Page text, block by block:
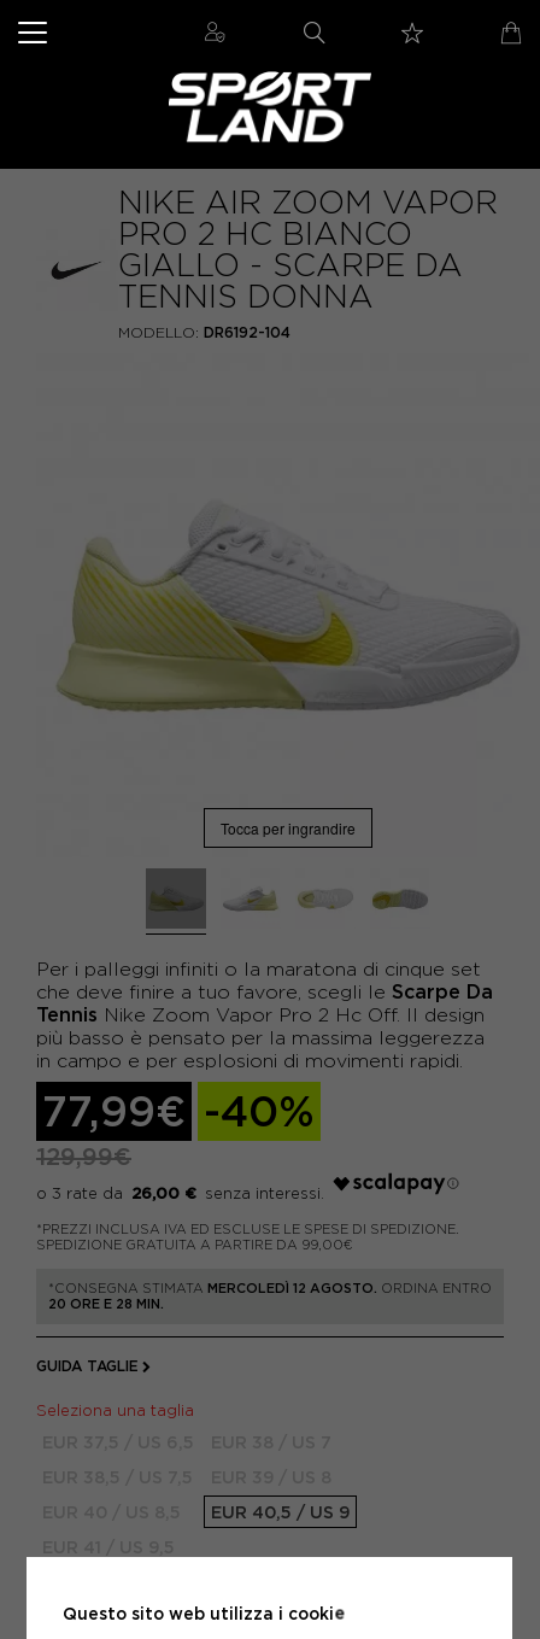
NIKE AIR ZOOM VAPOR
PRO 2 HC BIANCO
GIALLO - SCARPE DA
TENNIS DONNA
MODELLO: DR6192-104
Tocca per ingrandire
Per i palleggi infiniti o la maratona di cinque set
che deve finire a tuo favore, scegli le Scarpe Da
Tennis Nike Zoom Vapor Pro 2 Hc Off. Il design
più basso è pensato per la massima leggerezza
in campo e per esplosioni di movimenti rapidi.
77,99€ -40%
129,99€
26,00 €
*PREZZI INCLUSA IVA ED ESCLUSE LE SPESE DI SPEDIZIONE.
SPEDIZIONE GRATUITA A PARTIRE DA 99,00€
*CONSEGNA STIMATA MERCOLEDÌ 12 AGOSTO.
ORDINA ENTRO
20 ORE E 28 MIN.
GUIDA TAGLIE
Seleziona una taglia
EUR 40,5 / US 9
Attenzione: ultimi articoli in magazzino!
Questo sito web utilizza i cookie